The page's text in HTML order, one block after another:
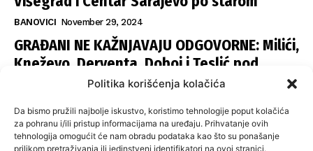
Politika korišćenja kolačića
Da bismo pružili najbolje iskustvo, koristimo tehnologije poput kolačića
za pohranu i/ili pristup informacijama na uređaju. Prihvatanje ovih
tehnologija omogućit će nam obradu podataka kao što su ponašanje
prilikom pretraživanja ili jedinstveni identifikatori na ovoj stranici.
BANOVICI November 29, 2024
GRAĐANI NE KAŽNJAVAJU ODGOVORNE: Milići,
Kneževo, Derventa, Doboj i Teslić pod
šapom istih stranaka
SNSD UČVRSTIO VLAST U ISTOČNOM
SARAJEVU: Opoziciji dvije opštine, slijedi